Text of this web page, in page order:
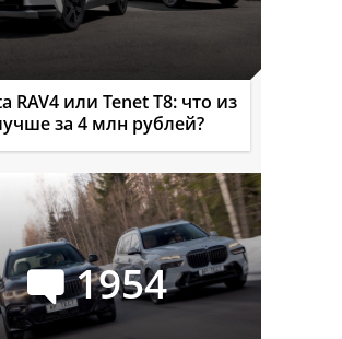
RAV4 или Tenet T8: что из
за 4 млн рублей?
1954